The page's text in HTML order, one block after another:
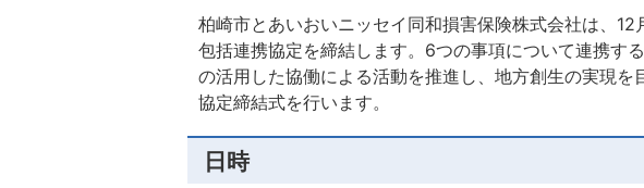
柏崎市とあいおいニッセイ同和損害保険株式会社は、
包括連携協定を締結します。6つの事項について連携す
の活用した協働による活動を推進し、地方創生の実現を
協定締結式を行います。
日時